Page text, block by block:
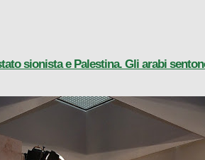
sionista e Palestina. Gli arabi